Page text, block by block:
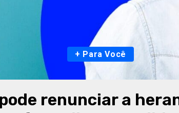
+ Para Você
renunciar a